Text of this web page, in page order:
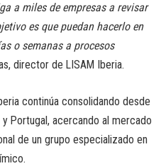
a miles de empresas a revisar
es que puedan hacerlo en
o semanas a procesos
director de LISAM Iberia.
continúa consolidando desde
Portugal, acercando al mercado
de un grupo especializado en